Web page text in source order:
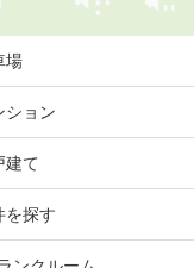
場
ション
建て
を探す